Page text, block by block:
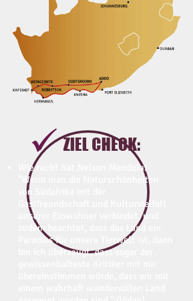
ZIEL CHECK:
Wie recht hat Nelson Mandela:
"Wenn man die Naturschönheiten
von Südafrika mit der
Gastfreundschaft und Kulturvielfalt
unserer Einwohner verbindet, und
zudem beachtet, dass das Land ein
Paradies für unsere Tierwelt ist, dann
bin ich überzeugt, dass sogar der